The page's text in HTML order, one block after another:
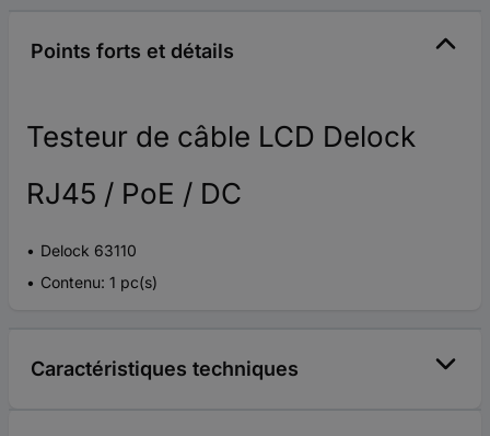
Points forts et détails
Testeur de câble LCD Delock
RJ45 / PoE / DC
Delock 63110
Contenu: 1 pc(s)
Caractéristiques techniques